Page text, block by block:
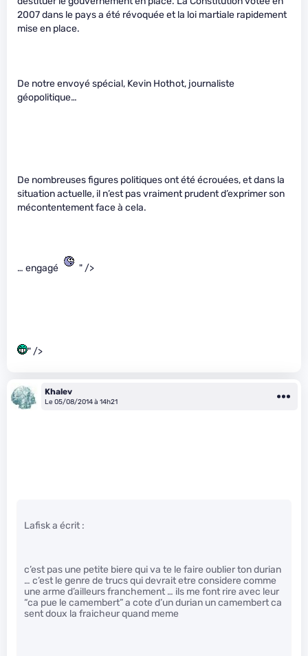
2007 dans le pays a été révoquée et la loi martiale rapidement
mise en place.
De notre envoyé spécial, Kevin Hothot, journaliste
géopolitique…
De nombreuses figures politiques ont été écrouées, et dans la
situation actuelle, il n’est pas vraiment prudent d’exprimer son
mécontentement face à cela.
… engagé " />
" />
Khalev
Le 05/08/2014 à 14h21
Lafisk a écrit :
c’est pas une petite biere qui va te le faire oublier ton durian
… c’est le genre de trucs qui devrait etre considere comme
une arme d’ailleurs franchement … ils me font rire avec leur
“ca pue le camembert” a cote d’un durian un camembert ca
sent doux la fraicheur quand meme